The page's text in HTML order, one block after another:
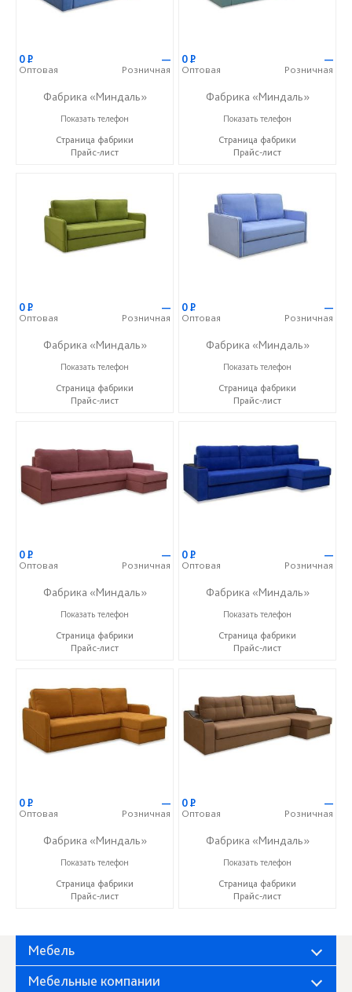
0Р
Оптовая
—
Розничная
Фабрика «Миндаль»
+7 (927) 630-62-82
Показать телефон
Страница фабрики
Прайс-лист
0Р
Оптовая
—
Розничная
Фабрика «Миндаль»
+7 (927) 630-62-82
Показать телефон
Страница фабрики
Прайс-лист
0Р
Оптовая
—
Розничная
Фабрика «Миндаль»
+7 (927) 630-62-82
Показать телефон
Страница фабрики
Прайс-лист
0Р
Оптовая
—
Розничная
Фабрика «Миндаль»
+7 (927) 630-62-82
Показать телефон
Страница фабрики
Прайс-лист
0Р
Оптовая
—
Розничная
Фабрика «Миндаль»
+7 (927) 630-62-82
Показать телефон
Страница фабрики
Прайс-лист
0Р
Оптовая
—
Розничная
Фабрика «Миндаль»
+7 (927) 630-62-82
Показать телефон
Страница фабрики
Прайс-лист
0Р
Оптовая
—
Розничная
Фабрика «Миндаль»
+7 (927) 630-62-82
Показать телефон
Страница фабрики
Прайс-лист
0Р
Оптовая
—
Розничная
Фабрика «Миндаль»
+7 (927) 630-62-82
Показать телефон
Страница фабрики
Прайс-лист
Мебель
Мебельные компании